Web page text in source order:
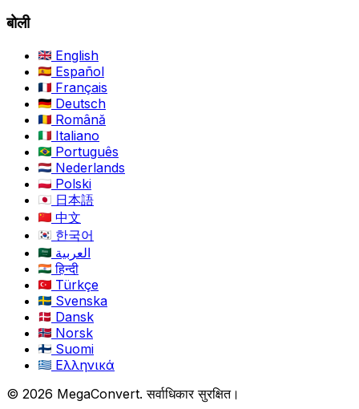
बोली
English
Español
Français
Deutsch
Română
Italiano
Português
Nederlands
Polski
日本語
中文
한국어
العربية
हिन्दी
Türkçe
Svenska
Dansk
Norsk
Suomi
Ελληνικά
© 2026 MegaConvert. सर्वाधिकार सुरक्षित।